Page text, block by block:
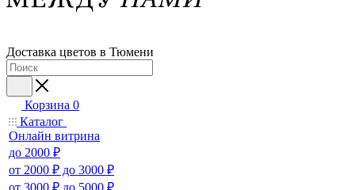
Доставка цветов в Тюмени
Корзина 0
Каталог
Онлайн витрина
до 2000 ₽
от 2000 ₽ до 3000 ₽
от 3000 ₽ до 5000 ₽